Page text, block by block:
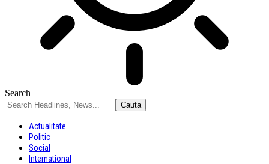
Search
Actualitate
Politic
Social
International